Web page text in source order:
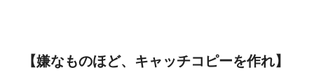
【嫌なものほど、キャッチコピーを作れ】